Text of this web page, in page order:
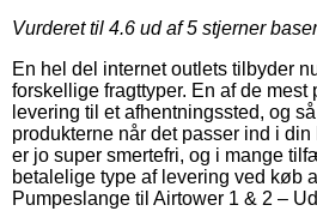
Vurderet til 4.6 ud af 5 stjerner
En hel del internet outlets tilbyder
forskellige fragttyper. En af de
levering til et afhentningssted, og
produkterne når det passer ind i
er jo super smertefri, og i mange
betalelige type af levering ved køb
Pumpeslange til Airtower 1 & 2 –